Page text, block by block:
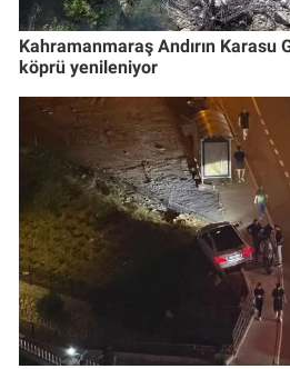
Kahramanmaraş Andırın Karasu
köprü yenileniyor